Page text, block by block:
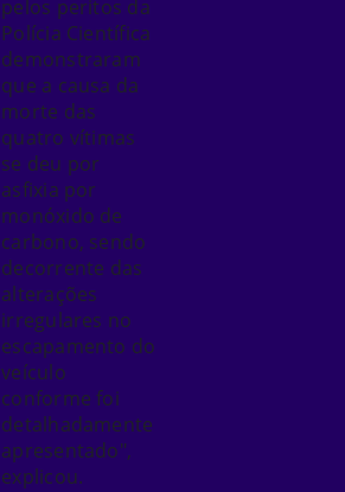
pelos peritos da
Polícia Científica
demonstraram
que a causa da
morte das
quatro vítimas
se deu por
asfixia por
monóxido de
carbono, sendo
decorrente das
alterações
irregulares no
escapamento do
veículo
conforme foi
detalhadamente
apresentado",
explicou.